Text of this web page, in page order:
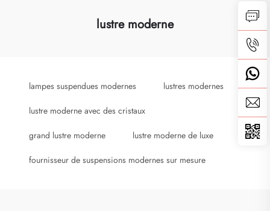
lustre moderne
lampes suspendues modernes lustres modernes
lustre moderne avec des cristaux
grand lustre moderne lustre moderne de luxe
fournisseur de suspensions modernes sur mesure